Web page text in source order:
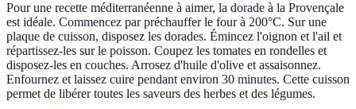
Pour une recette méditerranéenne à aimer, la dorade à la Provençale
est idéale. Commencez par préchauffer le four à 200°C. Sur une
plaque de cuisson, disposez les dorades. Émincez l'oignon et l'ail et
répartissez-les sur le poisson. Coupez les tomates en rondelles et
disposez-les en couches. Arrosez d'huile d'olive et assaisonnez.
Enfournez et laissez cuire pendant environ 30 minutes. Cette cuisson
permet de libérer toutes les saveurs des herbes et des légumes.